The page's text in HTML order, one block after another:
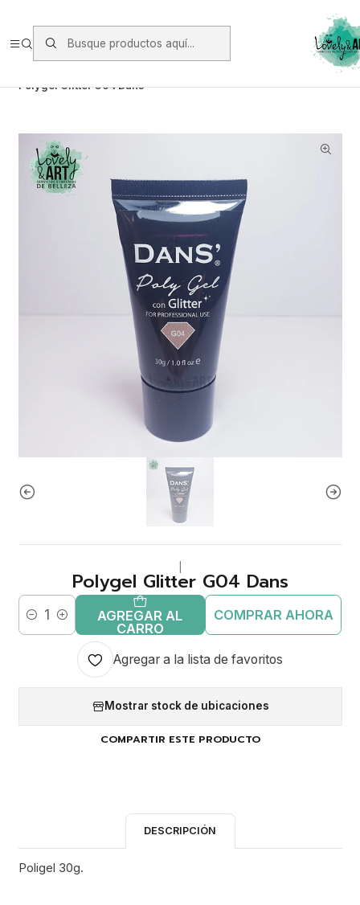
https://www.starken.cl/
Polygel Glitter G04 Dans
Polygel Glitter G04 Dans
Cantidad
AGREGAR AL
CARRO
COMPRAR AHORA
Agregar a la lista de favoritos
Mostrar stock de ubicaciones
COMPARTIR ESTE PRODUCTO
DESCRIPCIÓN
Poligel 30g.